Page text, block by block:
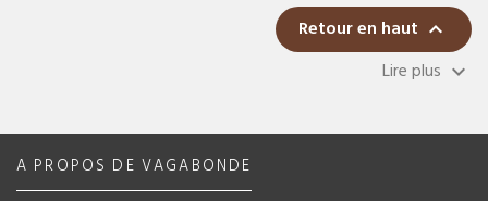
Retour en haut 
Lire plus keyboard_arrow_down
A PROPOS DE VAGABONDE